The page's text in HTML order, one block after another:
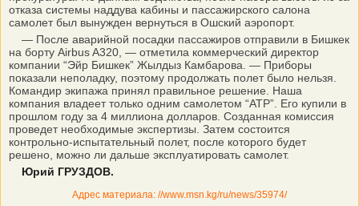
отказа системы наддува кабины и пассажирского салона
самолет был вынужден вернуться в Ошский аэропорт.
— После аварийной посадки пассажиров отправили в Бишкек
на борту Airbus A320, — отметила коммерческий директор
компании “Эйр Бишкек” Жылдыз Камбарова. — Приборы
показали неполадку, поэтому продолжать полет было нельзя.
Командир экипажа принял правильное решение. Наша
компания владеет только одним самолетом “АТР”. Его купили в
прошлом году за 4 миллиона долларов. Созданная комиссия
проведет необходимые экспертизы. Затем состоится
контрольно-испытательный полет, после которого будет
решено, можно ли дальше эксплуатировать самолет.
Юрий ГРУЗДОВ.
Адрес материала: //www.msn.kg/ru/news/35974/